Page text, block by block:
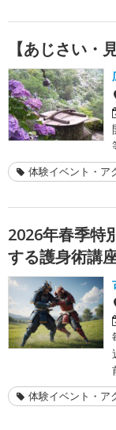
【あじさい・
体験イベント・ア
2026年春季特
する護身術講座
体験イベント・ア